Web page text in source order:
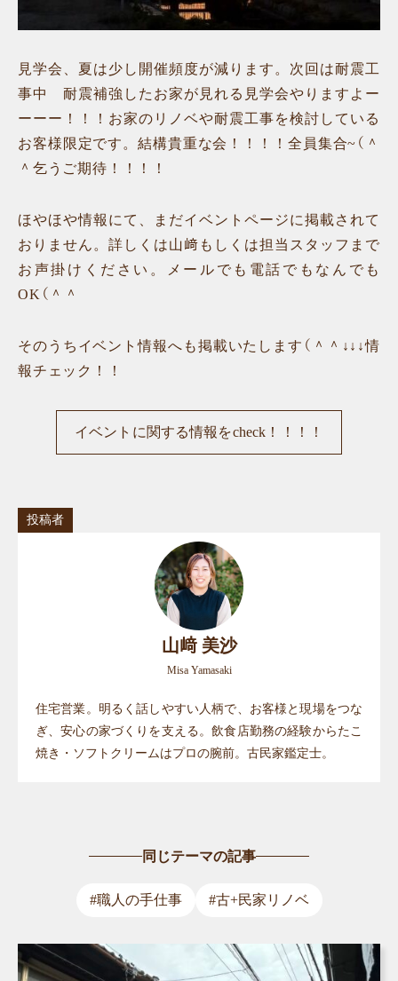
見学会、夏は少し開催頻度が減ります。次回は耐震工
事中 耐震補強したお家が見れる見学会やりますよー
ーーー！！！お家のリノベや耐震工事を検討している
お客様限定です。結構貴重な会！！！！全員集合~（＾
＾乞うご期待！！！！
ほやほや情報にて、まだイベントページに掲載されて
おりません。詳しくは山﨑もしくは担当スタッフまで
お声掛けください。メールでも電話でもなんでも
OK（＾＾
そのうちイベント情報へも掲載いたします（＾＾↓↓↓情
報チェック！！
イベントに関する情報をcheck！！！！
投稿者
山﨑 美沙
Misa Yamasaki
住宅営業。明るく話しやすい人柄で、お客様と現場をつな
ぎ、安心の家づくりを支える。飲食店勤務の経験からたこ
焼き・ソフトクリームはプロの腕前。古民家鑑定士。
同じテーマの記事
#職人の手仕事 #古+民家リノベ